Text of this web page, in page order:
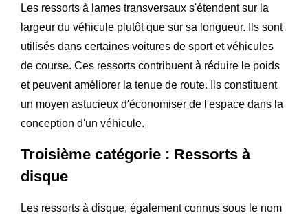
Les ressorts à lames transversaux s'étendent sur la
largeur du véhicule plutôt que sur sa longueur. Ils sont
utilisés dans certaines voitures de sport et véhicules
de course. Ces ressorts contribuent à réduire le poids
et peuvent améliorer la tenue de route. Ils constituent
un moyen astucieux d'économiser de l'espace dans la
conception d'un véhicule.
Troisième catégorie : Ressorts à
disque
Les ressorts à disque, également connus sous le nom